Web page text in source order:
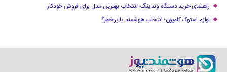
راهنمای خرید دستگاه وندینگ: انتخاب بهترین مدل برای فروش خودکار
لوازم استوک کامیون؛ انتخاب هوشمند یا پرخطر؟